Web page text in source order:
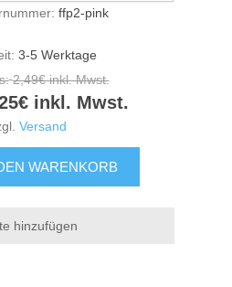
ffp2-pink
3-5 Werktage
2,49€ inkl. Mwst.
inkl. Mwst.
Versand